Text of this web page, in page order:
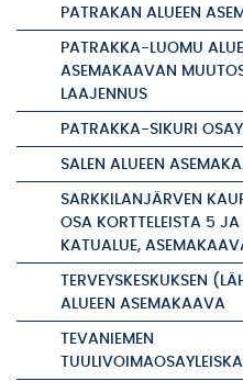
PATRAKAN ALUEEN
PATRAKKA-LUOMU
ASEMAKAAVAN
LAAJENNUS
PATRAKKA-SIKURI
SALEN ALUEEN
SARKKILANJÄRVEN
OSA KORTTELEISTA 5
KATUALUE,
TERVEYSKESKUKSEN
ALUEEN ASEMAKAAVA
TEVANIEMEN